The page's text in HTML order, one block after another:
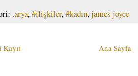
.arya,#ilişkiler,#kadın,james joyce
Kayıt Ana Sayfa